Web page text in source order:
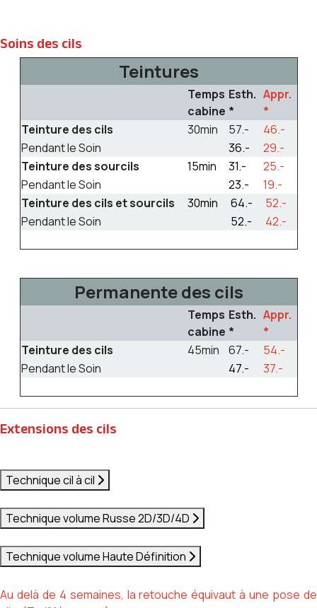
Soins des cils
Teintures
Temps
cabine
Esth.
*
Appr.
*
Teinture des cils
30min 57.-
46.-
Pendant le Soin
36.-
29.-
Teinture des sourcils
15min 31.-
25.-
Pendant le Soin
23.-
19.-
Teinture des cils et sourcils
30min 64.-
52.-
Pendant le Soin
52.- 42.-
Permanente des cils
Temps
cabine
Esth.
*
Appr.
*
Teinture des cils
45min 67.-
54.-
Pendant le Soin
47.- 37.-
Extensions des cils
Technique cil à cil
Technique volume Russe 2D/3D/4D
Technique volume Haute Définition
Au delà de 4 semaines, la retouche équivaut à une pose de